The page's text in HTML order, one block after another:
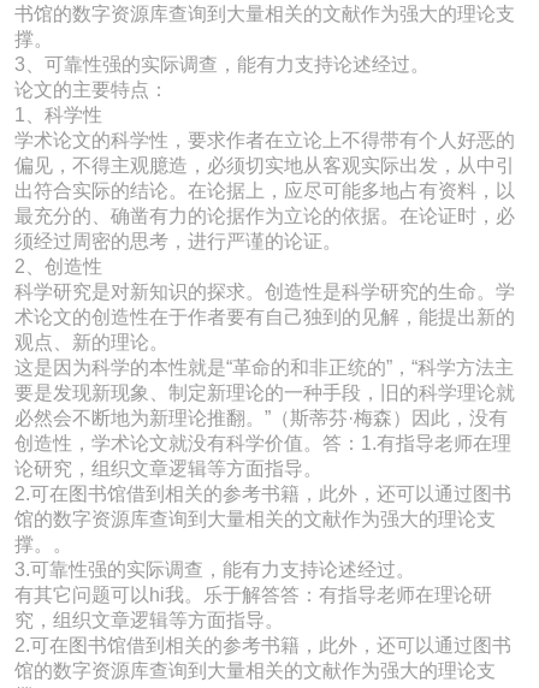
书馆的数字资源库查询到大量相关的文献作为强大的理论支
撑。
3、可靠性强的实际调查，能有力支持论述经过。
论文的主要特点：
1、科学性
学术论文的科学性，要求作者在立论上不得带有个人好恶的
偏见，不得主观臆造，必须切实地从客观实际出发，从中引
出符合实际的结论。在论据上，应尽可能多地占有资料，以
最充分的、确凿有力的论据作为立论的依据。在论证时，必
须经过周密的思考，进行严谨的论证。
2、创造性
科学研究是对新知识的探求。创造性是科学研究的生命。学
术论文的创造性在于作者要有自己独到的见解，能提出新的
观点、新的理论。
这是因为科学的本性就是“革命的和非正统的”，“科学方法主
要是发现新现象、制定新理论的一种手段，旧的科学理论就
必然会不断地为新理论推翻。”（斯蒂芬·梅森）因此，没有
创造性，学术论文就没有科学价值。答：1.有指导老师在理
论研究，组织文章逻辑等方面指导。
2.可在图书馆借到相关的参考书籍，此外，还可以通过图书
馆的数字资源库查询到大量相关的文献作为强大的理论支
撑。。
3.可靠性强的实际调查，能有力支持论述经过。
有其它问题可以hi我。乐于解答答：有指导老师在理论研
究，组织文章逻辑等方面指导。
2.可在图书馆借到相关的参考书籍，此外，还可以通过图书
馆的数字资源库查询到大量相关的文献作为强大的理论支